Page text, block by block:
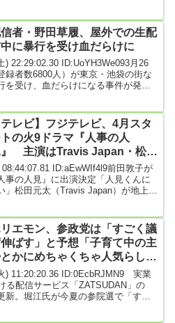
本のファイターたちがリベンジに燃
た。気になる結果は、“ていねい木
者・野田草履、屋外での生配
に暴行を受け血だらけに
22:29:02.30 ID:UoYH3We093月26
録者数6800人）が東京・池袋の街な
を受け、血だらけになる事件が発生
」などと繰り返しながら、野田につ
田につきまといながら、歩きたばこ
...
テレビ】フジテレビ、4月スタ
の火9ドラマ『人事の人
』 主演はTravis Japan・松田
、ヒロイン役は前田敦子に決
！
ID:aEwWIf4l9前田敦子が
事の人見』に出演決定「人見くんに
」松田元太（Travis Japan）が地上波
た。本作は“人事部”に焦点を当て
ンメント。古い熱血体質の残る大企
エモン、参政党は「すごく議
伸ばす」と予想「子育て中の主
かにめちゃくちゃ人気らし
) 11:20:20.36 ID:0EcbRJMN9 実業
る配信サービス「ZATSUDAN」の
。堀江氏が今夏の参院選で「すご